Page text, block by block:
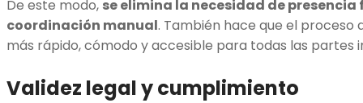
De este modo, se elimina la necesidad de
coordinación manual. También hace que el proceso
más rápido, cómodo y accesible para todas las partes
Validez legal y cumplimiento